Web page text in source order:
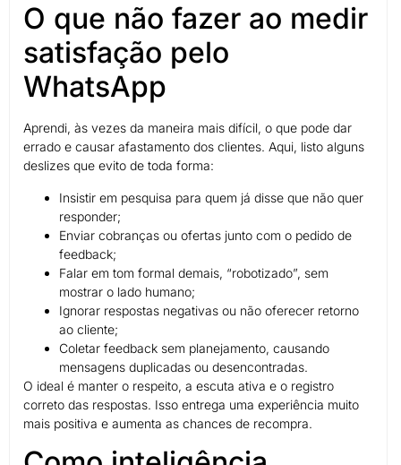
O que não fazer ao medir
satisfação pelo
WhatsApp
Aprendi, às vezes da maneira mais difícil, o que pode dar
errado e causar afastamento dos clientes. Aqui, listo alguns
deslizes que evito de toda forma:
Insistir em pesquisa para quem já disse que não quer
responder;
Enviar cobranças ou ofertas junto com o pedido de
feedback;
Falar em tom formal demais, “robotizado”, sem
mostrar o lado humano;
Ignorar respostas negativas ou não oferecer retorno
ao cliente;
Coletar feedback sem planejamento, causando
mensagens duplicadas ou desencontradas.
O ideal é manter o respeito, a escuta ativa e o registro
correto das respostas. Isso entrega uma experiência muito
mais positiva e aumenta as chances de recompra.